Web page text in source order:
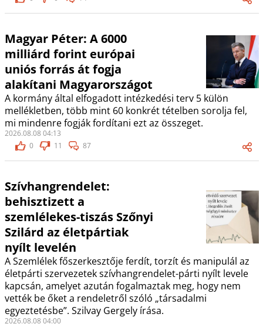
Magyar Péter: A 6000
milliárd forint európai
uniós forrás át fogja
alakítani Magyarországot
A kormány által elfogadott intézkedési terv 5 külön
mellékletben, több mint 60 konkrét tételben sorolja fel,
mi mindenre fogják fordítani ezt az összeget.
2026.08.08 04:13
0
11 87
Szívhangrendelet:
behisztizett a
szemlélekes-tiszás Szőnyi
Szilárd az életpártiak
nyílt levelén
A Szemlélek főszerkesztője ferdít, torzít és manipulál az
életpárti szervezetek szívhangrendelet-párti nyílt levele
kapcsán, amelyet azután fogalmaztak meg, hogy nem
vették be őket a rendeletről szóló „társadalmi
egyeztetésbe”. Szilvay Gergely írása.
2026.08.08 04:00